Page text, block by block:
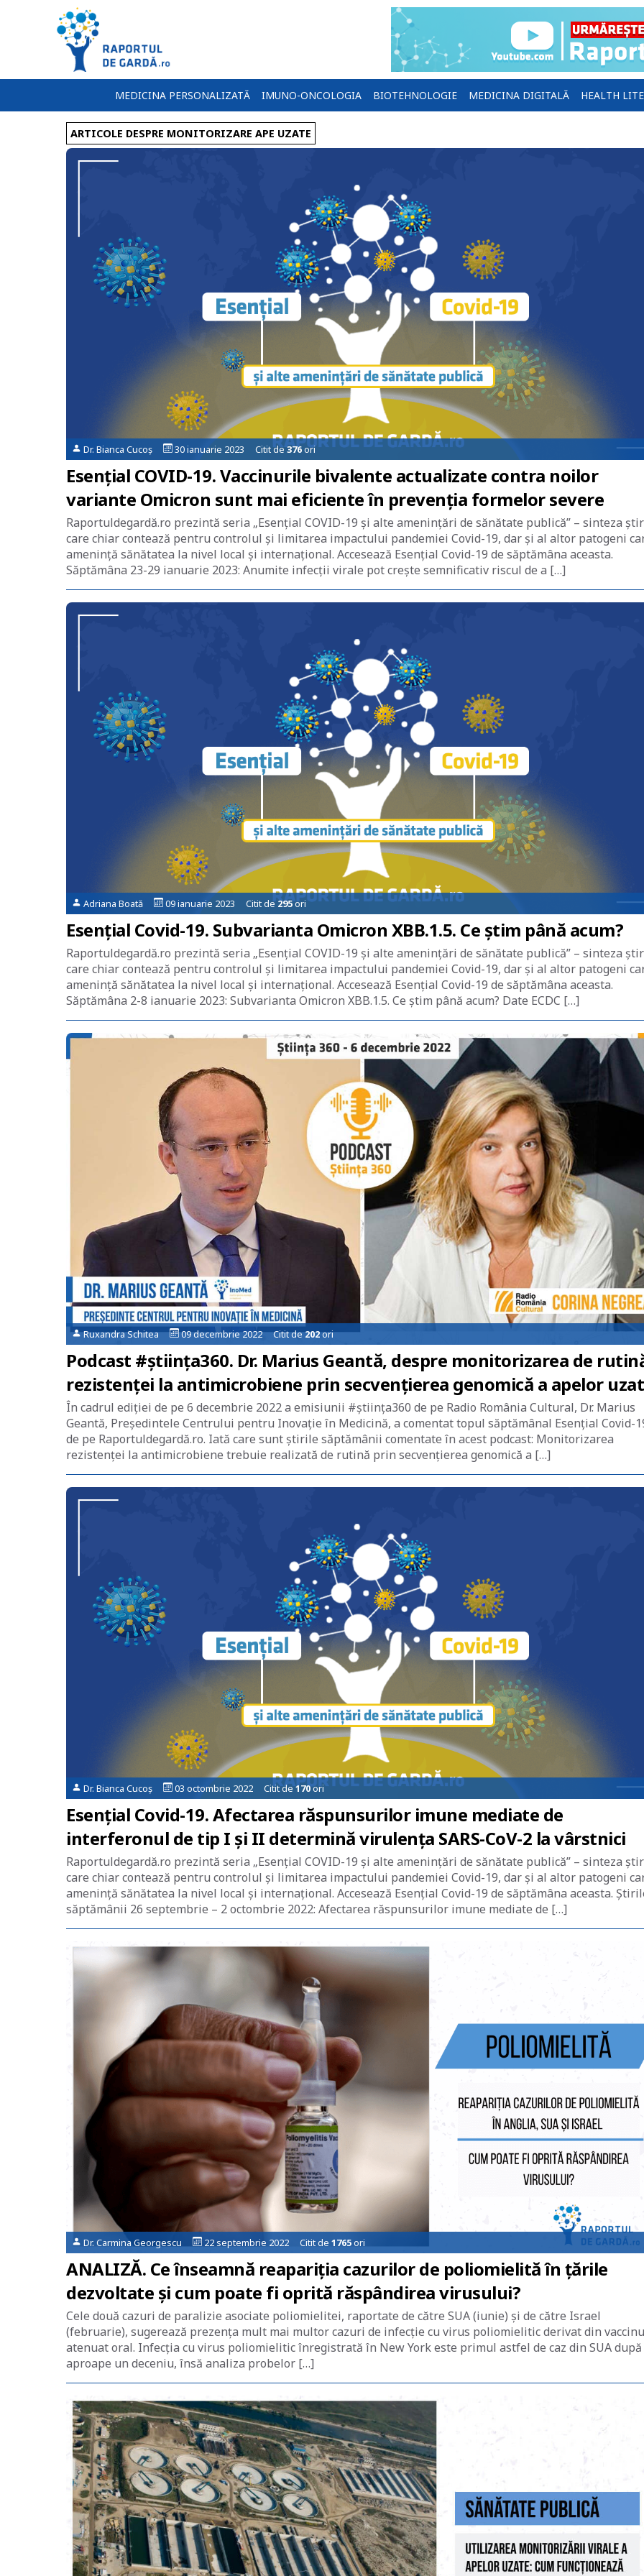
MEDICINA PERSONALIZATĂ IMUNO-ONCOLOGIA BIOTEHNOLOGIE MEDICINA DIGITALĂ HEALTH
ARTICOLE DESPRE MONITORIZARE APE UZATE
Dr. Bianca Cucoș 30 ianuarie 2023 Citit de376ori
Esențial COVID-19. Vaccinurile bivalente actualizate contra noilor
variante Omicron sunt mai eficiente în prevenția formelor severe
Raportuldegardă.ro prezintă seria „Esențial COVID-19 și alte amenințări de sănătate publică” – sinteza
care chiar contează pentru controlul și limitarea impactului pandemiei Covid-19, dar și al altor patogeni
amenință sănătatea la nivel local și internațional. Accesează Esențial Covid-19 de săptămâna aceasta.
Săptămâna 23-29 ianuarie 2023: Anumite infecții virale pot crește semnificativ riscul de a […]
Adriana Boată 09 ianuarie 2023 Citit de295ori
Esențial Covid-19. Subvarianta Omicron XBB.1.5. Ce știm până acum?
Raportuldegardă.ro prezintă seria „Esențial COVID-19 și alte amenințări de sănătate publică” – sinteza
care chiar contează pentru controlul și limitarea impactului pandemiei Covid-19, dar și al altor patogeni
amenință sănătatea la nivel local și internațional. Accesează Esențial Covid-19 de săptămâna aceasta.
Săptămâna 2-8 ianuarie 2023: Subvarianta Omicron XBB.1.5. Ce știm până acum? Date ECDC […]
Ruxandra Schitea 09 decembrie 2022 Citit de202ori
Podcast #știința360. Dr. Marius Geantă, despre monitorizarea de
rezistenței la antimicrobiene prin secvențierea genomică a apelor
În cadrul ediției de pe 6 decembrie 2022 a emisiunii #știința360 de pe Radio România Cultural, Dr. Marius
Geantă, Președintele Centrului pentru Inovație în Medicină, a comentat topul săptămânal Esențial Covid-
de pe Raportuldegardă.ro. Iată care sunt știrile săptămânii comentate în acest podcast: Monitorizarea
rezistenței la antimicrobiene trebuie realizată de rutină prin secvențierea genomică a […]
Dr. Bianca Cucoș 03 octombrie 2022 Citit de170ori
Esențial Covid-19. Afectarea răspunsurilor imune mediate de
interferonul de tip I și II determină virulența SARS-CoV-2 la vârstnici
Raportuldegardă.ro prezintă seria „Esențial COVID-19 și alte amenințări de sănătate publică” – sinteza
care chiar contează pentru controlul și limitarea impactului pandemiei Covid-19, dar și al altor patogeni
amenință sănătatea la nivel local și internațional. Accesează Esențial Covid-19 de săptămâna aceasta.
săptămânii 26 septembrie – 2 octombrie 2022: Afectarea răspunsurilor imune mediate de […]
Dr. Carmina Georgescu 22 septembrie 2022 Citit de 1765ori
ANALIZĂ. Ce înseamnă reapariția cazurilor de poliomielită în țările
dezvoltate și cum poate fi oprită răspândirea virusului?
Cele două cazuri de paralizie asociate poliomielitei, raportate de către SUA (iunie) și de către Israel
(februarie), sugerează prezența mult mai multor cazuri de infecție cu virus poliomielitic derivat din
atenuat oral. Infecția cu virus poliomielitic înregistrată în New York este primul astfel de caz din SUA după
aproape un deceniu, însă analiza probelor […]